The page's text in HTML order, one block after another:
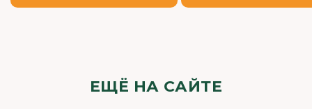
ЕЩЁ НА САЙТЕ